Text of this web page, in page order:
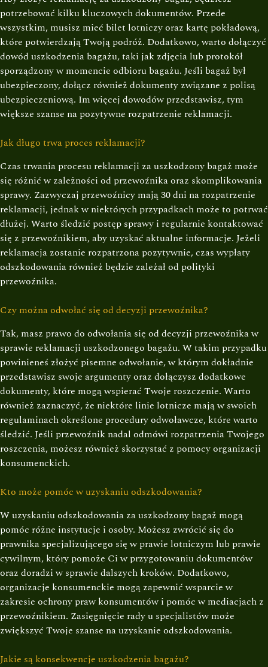
potrzebować kilku kluczowych dokumentów. Przede
wszystkim, musisz mieć bilet lotniczy oraz kartę pokładową,
które potwierdzają Twoją podróż. Dodatkowo, warto dołączyć
dowód uszkodzenia bagażu, taki jak zdjęcia lub protokół
sporządzony w momencie odbioru bagażu. Jeśli bagaż był
ubezpieczony, dołącz również dokumenty związane z polisą
ubezpieczeniową. Im więcej dowodów przedstawisz, tym
większe szanse na pozytywne rozpatrzenie reklamacji.
Jak długo trwa proces reklamacji?
Czas trwania procesu reklamacji za uszkodzony bagaż może
się różnić w zależności od przewoźnika oraz skomplikowania
sprawy. Zazwyczaj przewoźnicy mają 30 dni na rozpatrzenie
reklamacji, jednak w niektórych przypadkach może to potrwać
dłużej. Warto śledzić postęp sprawy i regularnie kontaktować
się z przewoźnikiem, aby uzyskać aktualne informacje. Jeżeli
reklamacja zostanie rozpatrzona pozytywnie, czas wypłaty
odszkodowania również będzie zależał od polityki
przewoźnika.
Czy można odwołać się od decyzji przewoźnika?
Tak, masz prawo do odwołania się od decyzji przewoźnika w
sprawie reklamacji uszkodzonego bagażu. W takim przypadku
powinieneś złożyć pisemne odwołanie, w którym dokładnie
przedstawisz swoje argumenty oraz dołączysz dodatkowe
dokumenty, które mogą wspierać Twoje roszczenie. Warto
również zaznaczyć, że niektóre linie lotnicze mają w swoich
regulaminach określone procedury odwoławcze, które warto
śledzić. Jeśli przewoźnik nadal odmówi rozpatrzenia Twojego
roszczenia, możesz również skorzystać z pomocy organizacji
konsumenckich.
Kto może pomóc w uzyskaniu odszkodowania?
W uzyskaniu odszkodowania za uszkodzony bagaż mogą
pomóc różne instytucje i osoby. Możesz zwrócić się do
prawnika specjalizującego się w prawie lotniczym lub prawie
cywilnym, który pomoże Ci w przygotowaniu dokumentów
oraz doradzi w sprawie dalszych kroków. Dodatkowo,
organizacje konsumenckie mogą zapewnić wsparcie w
zakresie ochrony praw konsumentów i pomóc w mediacjach z
przewoźnikiem. Zasięgnięcie rady u specjalistów może
zwiększyć Twoje szanse na uzyskanie odszkodowania.
Jakie są konsekwencje uszkodzenia bagażu?